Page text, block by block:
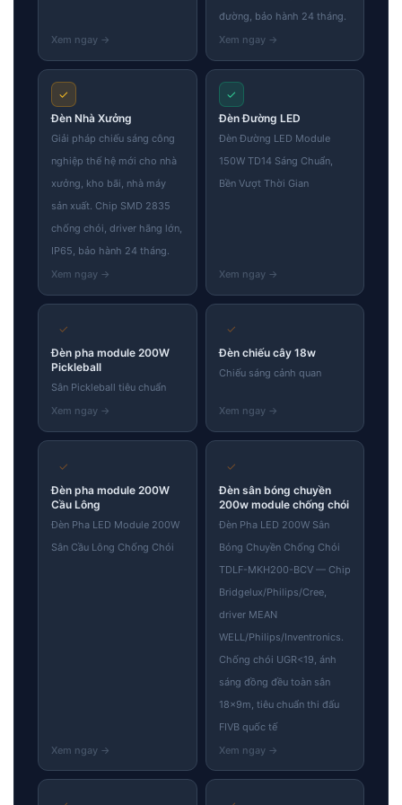
đường, bảo hành 24 tháng.
✓
Đèn Nhà Xưởng
Giải pháp chiếu sáng công
nghiệp thế hệ mới cho nhà
xưởng, kho bãi, nhà máy
sản xuất. Chip SMD 2835
chống chói, driver hãng lớn,
IP65, bảo hành 24 tháng.
✓
Đèn Đường LED
Đèn Đường LED Module
150W TD14 Sáng Chuẩn,
Bền Vượt Thời Gian
✓
Đèn pha module 200W
Pickleball
Sân Pickleball tiêu chuẩn
✓
Đèn chiếu cây 18w
Chiếu sáng cảnh quan
✓
Đèn pha module 200W
Cầu Lông
Đèn Pha LED Module 200W
Sân Cầu Lông Chống Chói
✓
Đèn sân bóng chuyền
200w module chống chói
Đèn Pha LED 200W Sân
Bóng Chuyền Chống Chói
TDLF-MKH200-BCV — Chip
Bridgelux/Philips/Cree,
driver MEAN
WELL/Philips/Inventronics.
Chống chói UGR<19, ánh
sáng đồng đều toàn sân
18×9m, tiêu chuẩn thi đấu
FIVB quốc tế